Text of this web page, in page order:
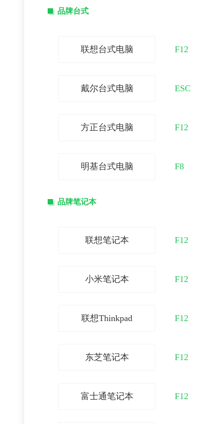
品牌台式
联想台式电脑 F12
戴尔台式电脑 ESC
方正台式电脑 F12
明基台式电脑 F8
品牌笔记本
联想笔记本 F12
小米笔记本 F12
联想Thinkpad F12
东芝笔记本 F12
富士通笔记本 F12